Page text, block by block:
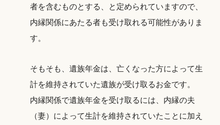
者を含むものとする、と定められていますので、
内縁関係にあたる者も受け取れる可能性がありま
す。
そもそも、遺族年金は、亡くなった方によって生
計を維持されていた遺族が受け取るお金です。
内縁関係で遺族年金を受け取るには、内縁の夫
（妻）によって生計を維持されていたことに加え